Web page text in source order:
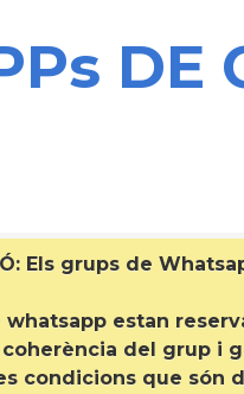
DE
Els grups de
estan
del grup i
condicions que són